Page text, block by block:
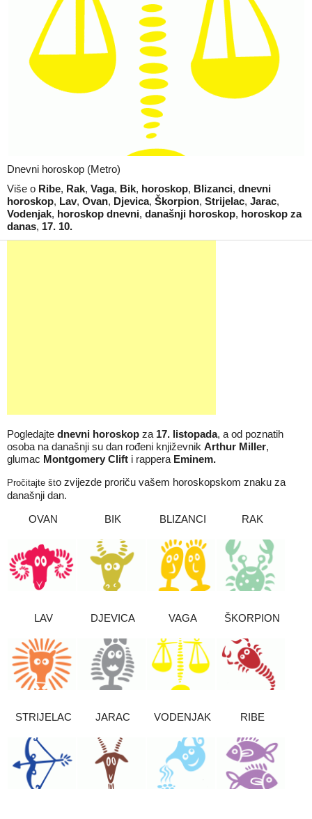
Dnevni horoskop (Metro)
Više o Ribe, Rak, Vaga, Bik, horoskop, Blizanci, dnevni
horoskop, Lav, Ovan, Djevica, Škorpion, Strijelac, Jarac,
Vodenjak, horoskop dnevni, današnji horoskop, horoskop za
danas, 17. 10.
Pogledajte dnevni horoskop za 17. listopada, a od poznatih
osoba na današnji su dan rođeni književnik Arthur Miller,
glumac Montgomery Clift i rappera Eminem.
Pročitajte što zvijezde proriču vašem horoskopskom znaku za
današnji dan.
OVAN
BIK BLIZANCI RAK
LAV DJEVICA VAGA ŠKORPION
STRIJELAC JARAC VODENJAK RIBE